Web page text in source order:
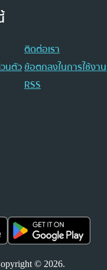
ติดต่อเรา
นตัวข้อตกลงในการใช้งาน
RSS
© 2026.